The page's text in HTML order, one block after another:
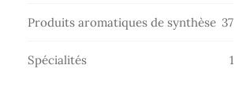
Produits aromatiques de synthèse 3737
Spécialités
1